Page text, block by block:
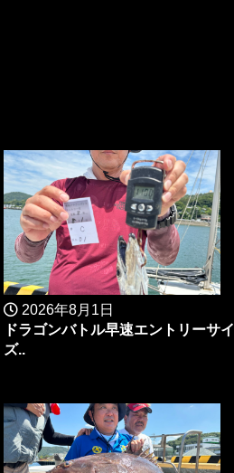
2026年8月1日
ドラゴンバトル早速エントリーサイ
ズ..